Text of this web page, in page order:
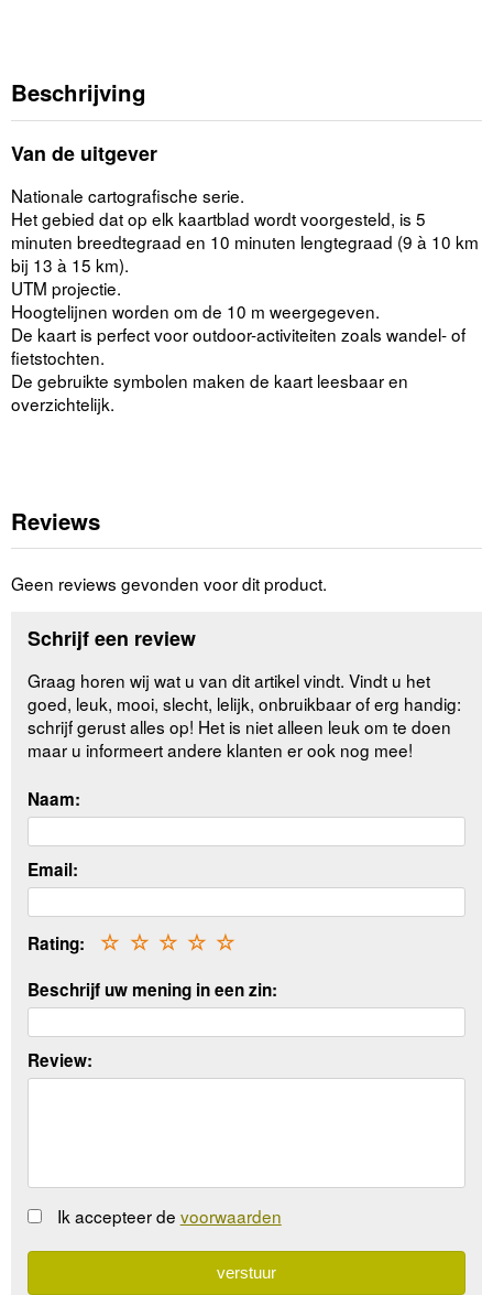
Beschrijving
Van de uitgever
Nationale cartografische serie.
Het gebied dat op elk kaartblad wordt voorgesteld, is 5
minuten breedtegraad en 10 minuten lengtegraad (9 à 10 km
bij 13 à 15 km).
UTM projectie.
Hoogtelijnen worden om de 10 m weergegeven.
De kaart is perfect voor outdoor-activiteiten zoals wandel- of
fietstochten.
De gebruikte symbolen maken de kaart leesbaar en
overzichtelijk.
Reviews
Geen reviews gevonden voor dit product.
Schrijf een review
Graag horen wij wat u van dit artikel vindt. Vindt u het
goed, leuk, mooi, slecht, lelijk, onbruikbaar of erg handig:
schrijf gerust alles op! Het is niet alleen leuk om te doen
maar u informeert andere klanten er ook nog mee!
Naam:
Email:
Rating: ☆
☆
☆
☆
☆
Beschrijf uw mening in een zin:
Review:
Ik accepteer de voorwaarden